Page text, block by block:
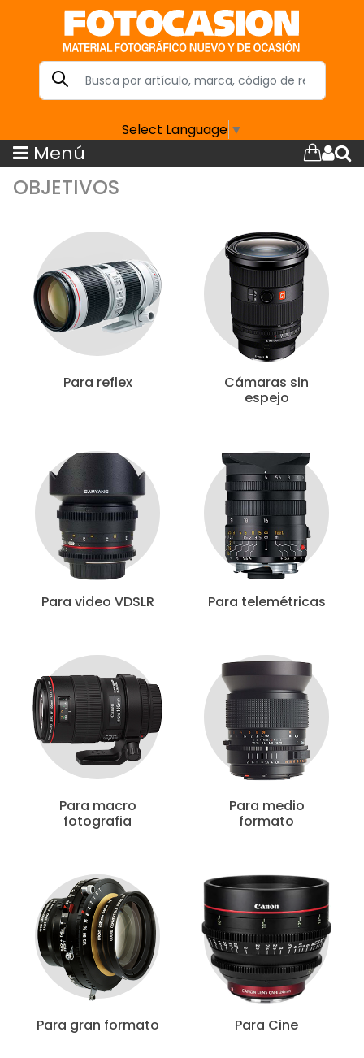
Select Language ▼
Menú
OBJETIVOS
Para reflex
Cámaras sin
espejo
Para video VDSLR Para telemétricas
Para macro
fotografia
Para medio
formato
Para gran formato Para Cine